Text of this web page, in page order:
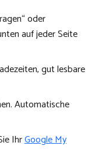
oder
auf jeder Seite
gut lesbare
Automatische
IhrGoogle My